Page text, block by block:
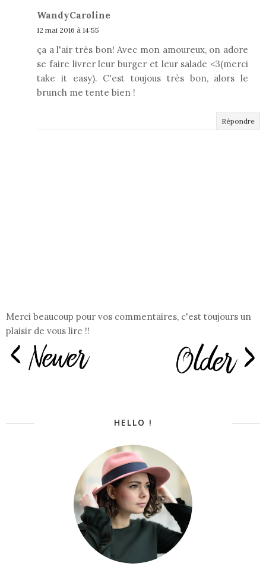
WandyCaroline
12 mai 2016 à 14:55
ça a l'air très bon! Avec mon amoureux, on adore
se faire livrer leur burger et leur salade <3(merci
take it easy). C'est toujous très bon, alors le
brunch me tente bien !
Répondre
Merci beaucoup pour vos commentaires, c'est toujours un
plaisir de vous lire !!
HELLO !